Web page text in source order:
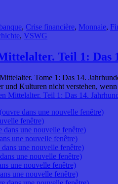
, Crise financière, Monnaie,
, VSWG
Teil 1: Das
Tome 1: Das 14.
Kulturen nicht verstehen,
Mittelalter. Teil 1: Das 14.
dans une nouvelle fenêtre)
fenêtre)
dans une nouvelle fenêtre)
une nouvelle fenêtre)
une nouvelle fenêtre)
une nouvelle fenêtre)
une nouvelle fenêtre)
une nouvelle fenêtre)